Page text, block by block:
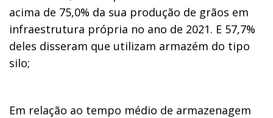
acima de 75,0% da sua produção de grãos em
infraestrutura própria no ano de 2021. E 57,7%
deles disseram que utilizam armazém do tipo
silo;
Em relação ao tempo médio de armazenagem